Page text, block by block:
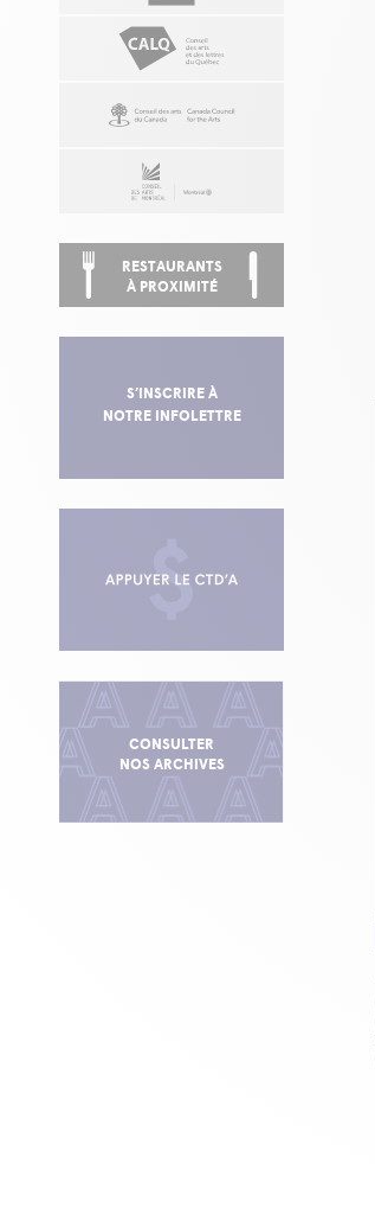
RESTAURANTS
À PROXIMITÉ
S’INSCRIRE À
NOTRE INFOLETTRE
CONSULTER
NOS ARCHIVES